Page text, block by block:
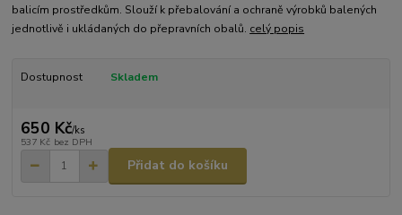
balicím prostředkům. Slouží k přebalování a ochraně výrobků balených
jednotlivě i ukládaných do přepravních obalů. celý popis
Dostupnost Skladem
650 Kč/ks
537 Kč bez DPH
Přidat do košíku